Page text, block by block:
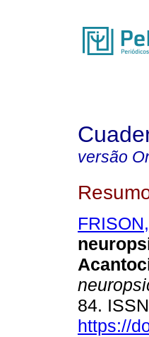
versão
84.
https://